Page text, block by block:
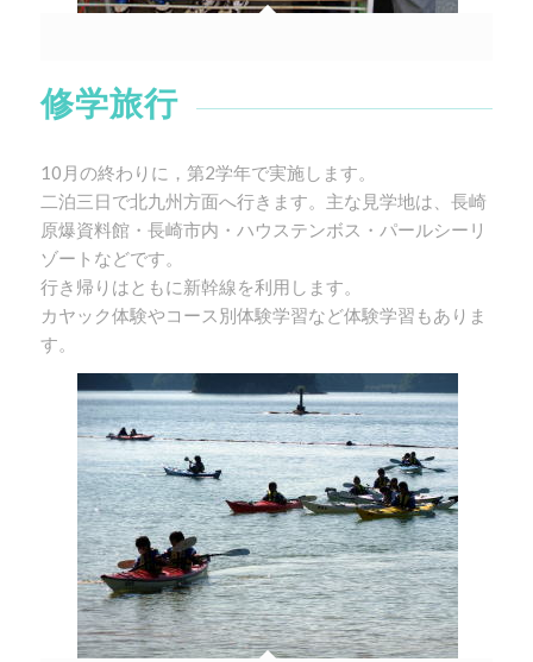
修学旅行
10月の終わりに，第2学年で実施します。
二泊三日で北九州方面へ行きます。主な見学地は、長崎
原爆資料館・長崎市内・ハウステンボス・パールシーリ
ゾートなどです。
行き帰りはともに新幹線を利用します。
カヤック体験やコース別体験学習など体験学習もありま
す。